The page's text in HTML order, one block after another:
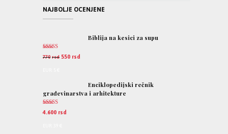
NAJBOLJE OCENJENE
Biblija na kesici za supu
Ocenjeno
5.00od 5
770 rsd 550 rsd
Enciklopedijski rečnik
građevinarstva i arhitekture
Ocenjeno
5.00od 5
4.600 rsd